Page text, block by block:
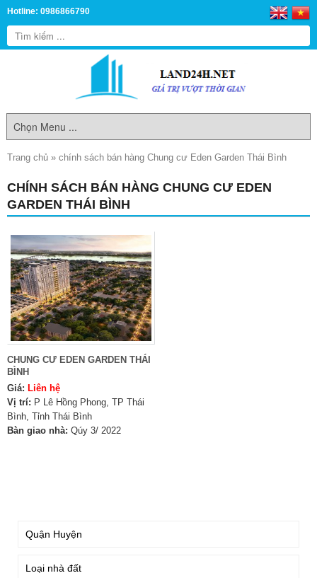
Hotline: 0986866790
Trang chủ » chính sách bán hàng Chung cư Eden Garden Thái Bình
CHÍNH SÁCH BÁN HÀNG CHUNG CƯ EDEN
GARDEN THÁI BÌNH
CHUNG CƯ EDEN GARDEN THÁI
BÌNH
Giá: Liên hệ
Vị trí: P Lê Hồng Phong, TP Thái
Bình, Tỉnh Thái Bình
Bàn giao nhà: Qúy 3/ 2022